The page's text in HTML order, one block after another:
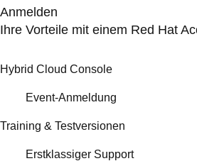
Anmelden
Ihre Vorteile mit einem Red Hat
Hybrid Cloud Console
Event-Anmeldung
Training & Testversionen
Erstklassiger Support